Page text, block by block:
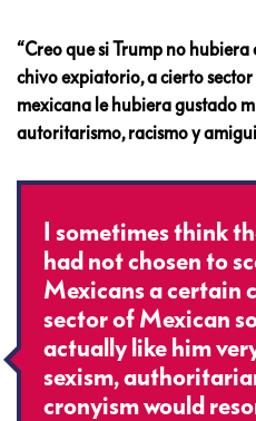
“Creo que si Trump no
chivo expiatorio, a cierto
mexicana le hubiera gustado
autoritarismo, racismo y
I sometimes think
had not chosen to
Mexicans a certain
sector of Mexican
actually like him
sexism,
cronyism would